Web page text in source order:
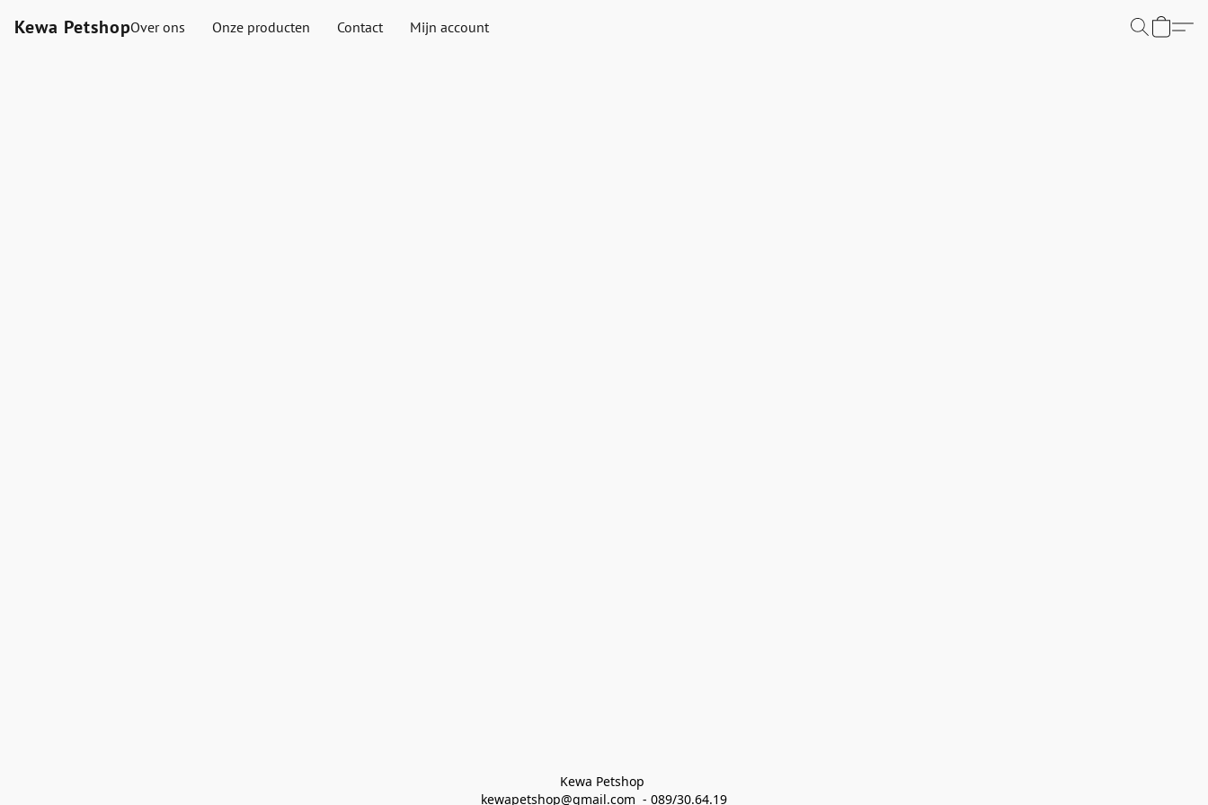
Kewa PetshopOver ons Onze producten Contact Mijn account
Kewa Petshop
kewapetshop@gmail.com  - 089/30.64.19